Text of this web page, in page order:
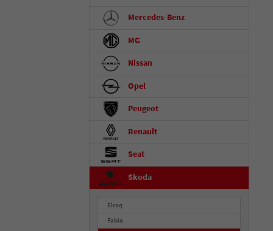
Mercedes-Benz
MG
Nissan
Opel
Peugeot
Renault
Seat
Skoda
Elroq
Fabia